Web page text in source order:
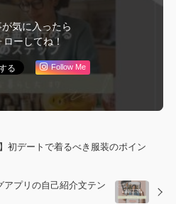
気に入ったら
ローしてね！
Follow Me
初デートで着るべき服装のポイン
アプリの自己紹介文テン